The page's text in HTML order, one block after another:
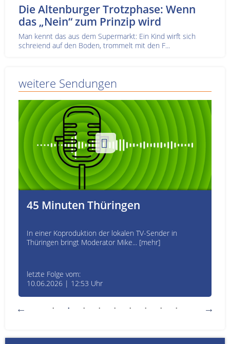
Die Altenburger Trotzphase: Wenn
das „Nein“ zum Prinzip wird
Man kennt das aus dem Supermarkt: Ein Kind wirft sich
schreiend auf den Boden, trommelt mit den F...
weitere Sendungen
45 Minuten Thüringen
In einer Koproduktion der lokalen TV-Sender in
Thüringen bringt Moderator Mike... [mehr]
letzte Folge vom:
10.06.2026 | 12:53 Uhr